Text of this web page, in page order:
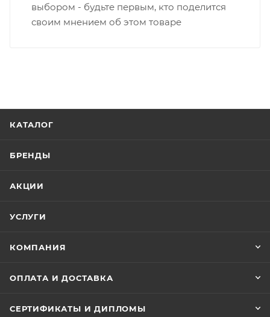
выбором - будьте первым, кто поделится
своим мнением об этом товаре
КАТАЛОГ
БРЕНДЫ
АКЦИИ
УСЛУГИ
КОМПАНИЯ
ОПЛАТА И ДОСТАВКА
СЕРТИФИКАТЫ И ДИПЛОМЫ